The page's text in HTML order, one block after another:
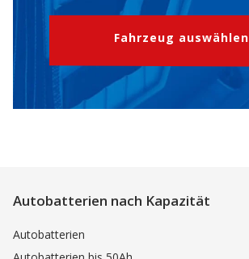
Fahrzeug auswählen
Autobatterien nach Kapazität
Autobatterien